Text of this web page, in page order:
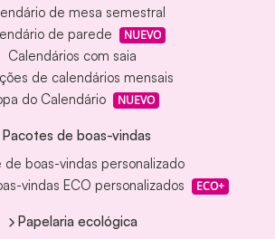
de mesa semestral
de parede
NUEVO
Calendários com saia
de calendários mensais
do Calendário
NUEVO
Pacotes de boas-vindas
de boas-vindas personalizado
vindas ECO personalizados
ECO+
Papelaria ecológica